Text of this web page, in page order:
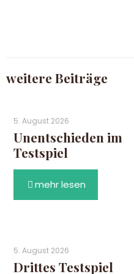
weitere Beiträge
5. August 2026
Unentschieden im
Testspiel
mehr lesen
5. August 2026
Drittes Testspiel